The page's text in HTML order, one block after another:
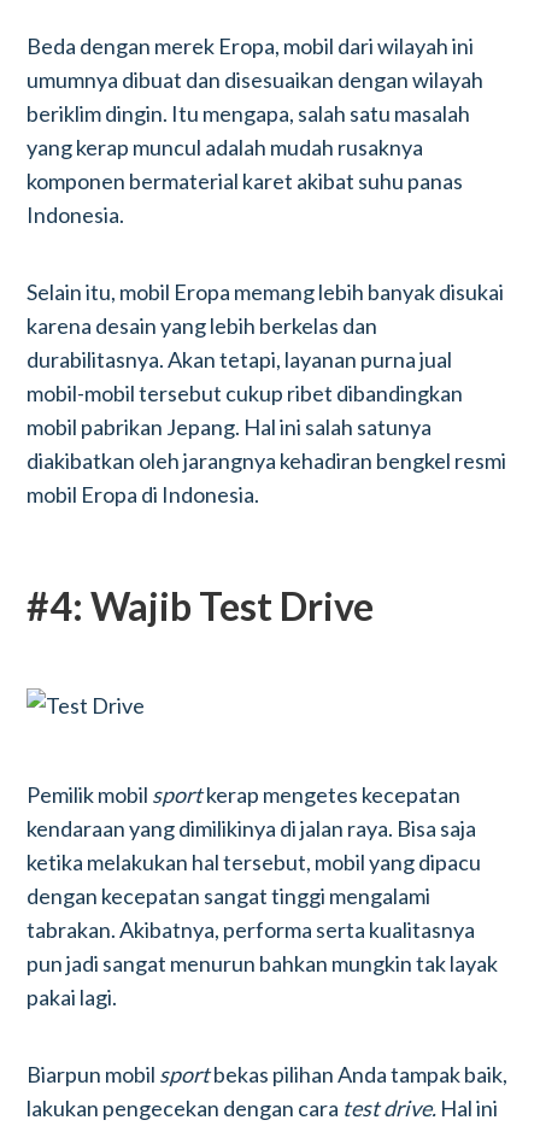
Beda dengan merek Eropa, mobil dari wilayah ini
umumnya dibuat dan disesuaikan dengan wilayah
beriklim dingin. Itu mengapa, salah satu masalah
yang kerap muncul adalah mudah rusaknya
komponen bermaterial karet akibat suhu panas
Indonesia.
Selain itu, mobil Eropa memang lebih banyak disukai
karena desain yang lebih berkelas dan
durabilitasnya. Akan tetapi, layanan purna jual
mobil-mobil tersebut cukup ribet dibandingkan
mobil pabrikan Jepang. Hal ini salah satunya
diakibatkan oleh jarangnya kehadiran bengkel resmi
mobil Eropa di Indonesia.
#4: Wajib Test Drive
Pemilik mobil sportkerap mengetes kecepatan
kendaraan yang dimilikinya di jalan raya. Bisa saja
ketika melakukan hal tersebut, mobil yang dipacu
dengan kecepatan sangat tinggi mengalami
tabrakan. Akibatnya, performa serta kualitasnya
pun jadi sangat menurun bahkan mungkin tak layak
pakai lagi.
Biarpun mobil sportbekas pilihan Anda tampak baik,
lakukan pengecekan dengan cara test drive. Hal ini